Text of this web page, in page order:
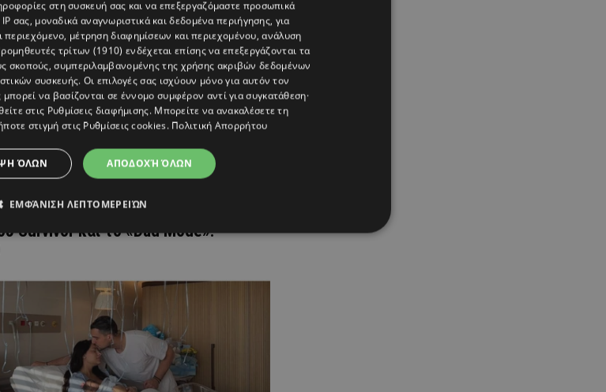
Η καινούργια ζωή για τον
Survivor και το «Dad Mode»!
στη συσκευή σας και να επεξεργαζόμαστε προσωπικά
σας, μοναδικά αναγνωριστικά και δεδομένα περιήγησης, για
περιεχόμενο, μέτρηση διαφημίσεων και περιεχομένου, ανάλυση
τρίτων (1910) ενδέχεται επίσης να επεξεργάζονται τα
σκοπούς, συμπεριλαμβανομένης της χρήσης ακριβών δεδομένων
συσκευής. Οι επιλογές σας ισχύουν μόνο για αυτόν τον
να βασίζονται σε έννομο συμφέρον αντί για συγκατάθεση·
στις Ρυθμίσεις διαφήμισης. Μπορείτε να ανακαλέσετε τη
στιγμή στις Ρυθμίσεις cookies. Πολιτική Απορρήτου
ΑΠΟΔΟΧΉ ΌΛΩΝ
ΌΛΩΝ
ΕΜΦΆΝΙΣΗ ΛΕΠΤΟΜΕΡΕΙΏΝ